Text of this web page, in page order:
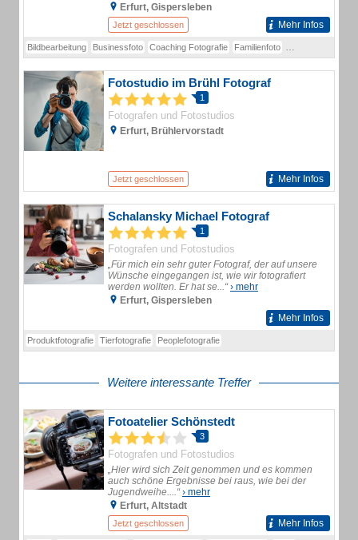
Erfurt, Gispersleben
Jetzt geschlossen Mehr Infos
Bildbearbeitung Businessfoto Coaching Fotografie Familienfoto
Fotostudio im Brühl Fotograf
1
Fotografen und Fotostudios
Erfurt, Brühlervorstadt
Jetzt geschlossen Mehr Infos
Schalansky Michael Fotograf
1
Fotografen und Fotostudios
„Für mich ein sehr guter Fotograf, der auf unsere
Wünsche eingegangen ist, wie wir fotografiert
werden wollten. Er hat se...“› mehr
Erfurt, Gispersleben
Mehr Infos
Produktfotografie Tierfotografie Peoplefotografie
Weitere interessante Treffer
Fotoatelier Schönstedt
3
Fotografen und Fotostudios
„Hier wird sich Zeit genommen und es kommen
auch schöne Ergebnisse bei raus, wie bei der
Jugendweihe....“› mehr
Erfurt, Altstadt
Jetzt geschlossen Mehr Infos